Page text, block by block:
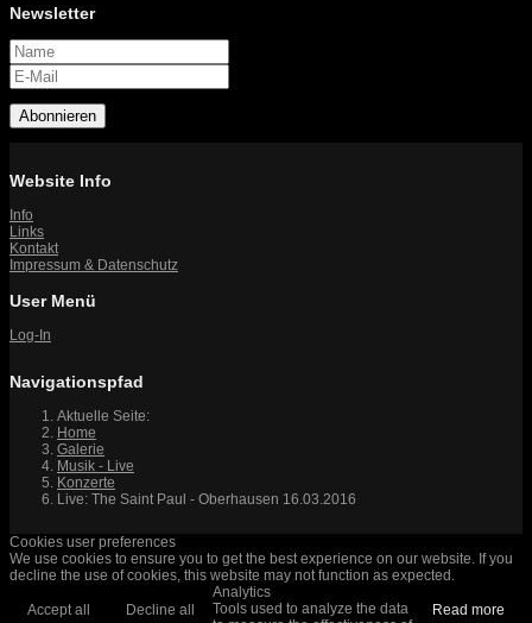
Newsletter
Abonnieren
Website Info
Info
Links
Kontakt
Impressum & Datenschutz
User Menü
Log-In
Navigationspfad
Aktuelle Seite:
Home
Galerie
Musik - Live
Konzerte
Live: The Saint Paul - Oberhausen 16.03.2016
Cookies user preferences
We use cookies to ensure you to get the best experience on our website. If you
decline the use of cookies, this website may not function as expected.
Accept all Decline all Read more
Analytics
Tools used to analyze the data